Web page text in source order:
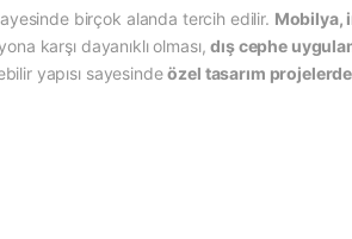
birçok alanda tercih edilir. Mobilya,
karşı dayanıklı olması,dış cephe
yapısı sayesindeözel tasarım